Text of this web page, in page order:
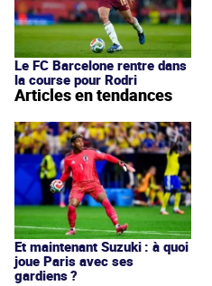
Le FC Barcelone rentre dans
la course pour Rodri
Articles en tendances
Et maintenant Suzuki : à quoi
joue Paris avec ses
gardiens ?